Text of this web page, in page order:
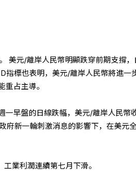
美元/離岸人民幣明顯跌穿前期支撐，
指標也表明，美元/離岸人民幣將進一
占主導。
一早盤的日線跌幅，美元/離岸人民幣
府新一輪刺激消息的影響下，在美元
工業利潤連續第七月下滑。